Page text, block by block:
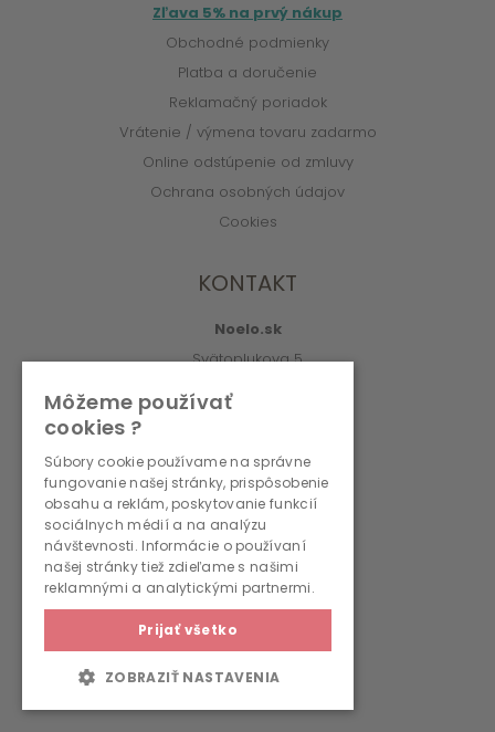
Zľava 5% na prvý nákup
Obchodné podmienky
Platba a doručenie
Reklamačný poriadok
Vrátenie / výmena tovaru zadarmo
Online odstúpenie od zmluvy
Ochrana osobných údajov
Cookies
KONTAKT
Noelo.sk
Svätoplukova 5
010 01 Žilina
02/222 003 76 (8:00-15:00)
PREVÁDZKOVATEĽ
WMS, s.r.o., r.s.p.
Svätoplukova 5
010 01 Žilina
Môžeme používať
cookies ?
Súbory cookie používame na správne
fungovanie našej stránky, prispôsobenie
obsahu a reklám, poskytovanie funkcií
sociálnych médií a na analýzu
návštevnosti. Informácie o používaní
našej stránky tiež zdieľame s našimi
reklamnými a analytickými partnermi.
Prijať všetko
ZOBRAZIŤ NASTAVENIA